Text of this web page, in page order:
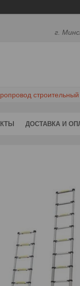
г.
строительный
ДОСТАВКА И